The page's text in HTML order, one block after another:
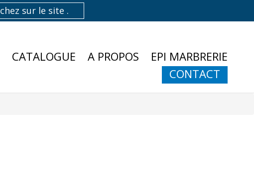
CATALOGUE A PROPOS
EPI MARBRERIE
CONTACT